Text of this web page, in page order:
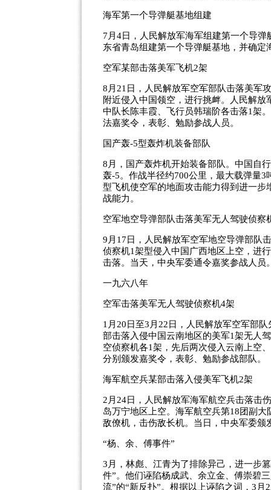
海军第一个导弹艇基地组建
7月4日，人民解放军海军组建第一个导
东省青岛组建第一个导弹艇基地，并确定
空军某部击落美军飞机2架
8月21日，人民解放军空军部队击落美军
附近侵入中国领空，进行挑衅。人民解
中队长陈丰霞、飞行员韩瑞阶各击落1架
法嘉奖令，表彰、勉励参战人员。
国产轰-5型轰炸机装备部队
8月，国产轰炸机开始装备部队。中国自
轰-5。作战半径约700公里，最大载弹量
型飞机使空军的地面攻击能力得到进一
战能力。
空军地空导弹部队击落美军无人驾驶侦察
9月17日，人民解放军空军地空导弹部队
侦察机1架型侵入中国广西地区上空，进
击落。当天，中央军委通令嘉奖参战人员
一九六八年
空军击落美军无人驾驶侦察机4架
1月20日至3月22日，人民解放军空军部
部击落入侵中国云南地区的美军1架无人
空侦察机各1架，先后两次侵入云南上空
分别颁发嘉奖令，表彰、勉励参战部队。
海军航空兵某部击落入侵美军飞机2架
2月24日，人民解放军海军航空兵击落击
岛万宁地区上空。海军航空兵第18团副
敌僚机，击伤敌长机。当日，中央军委颁
“杨、余、傅事件”
3月，林彪、江青为了排除异己，进一步
件”。他们诬陷杨成武、余立金、傅崇碧
流”的“新反扑”。根据以上诬陷之词，3